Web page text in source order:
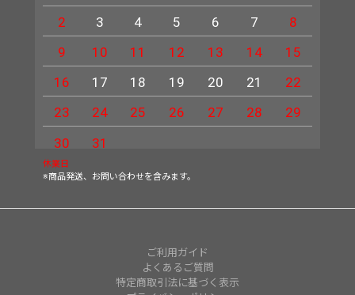
2
3 4 5 6 7
8
9
10 11 12 13 14
15
16
17 18 19 20 21
22
23
24 25 26 27 28
29
30
31
休業日
※商品発送、お問い合わせを含みます。
ご利用ガイド
よくあるご質問
特定商取引法に基づく表示